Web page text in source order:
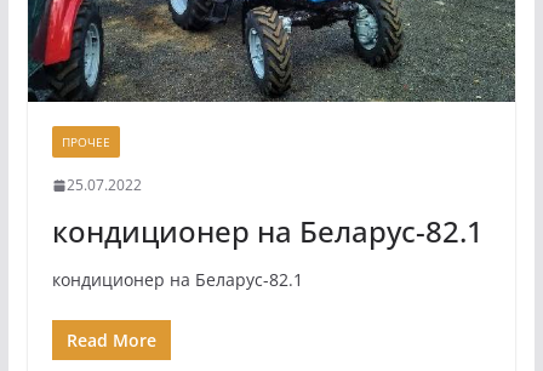
ПРОЧЕЕ
25.07.2022
кондиционер на Беларус-82.1
кондиционер на Беларус-82.1
Read More